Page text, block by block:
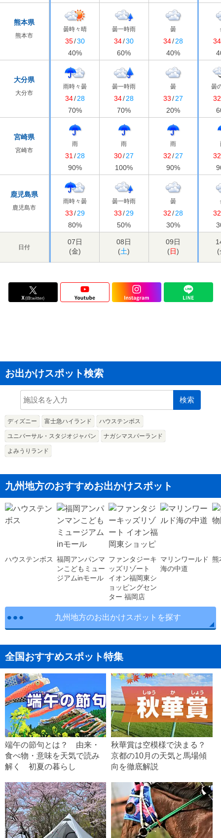
熊本県
熊本市
大分県
大分市
宮崎県
宮崎市
鹿児島県
鹿児島市
日付
曇時々晴
35/30
40%
雨時々曇
34/28
70%
雨
31 /28
90%
雨時々曇
33/29
80%
07日
(金)
曇一時雨
34/30
60%
曇一時雨
34/28
70%
雨
30/27
100%
曇一時雨
33 /29
50%
08日
(土)
曇
34/28
40%
曇
33/27
20%
雨
32/27
90%
曇
32/28
30%
09日
(日)
34
曇
32
32
32
(
お出かけスポット検索
検索
ディズニー 富士急ハイランド ハウステンボス
ユニバーサル・スタジオジャパン ナガシマスパーランド
よみうりランド
九州地方のおすすめお出かけスポット
ハウステンボス 福岡アンパンマ
ンこどもミュー
ジアムinモール
ファンタジーキ
ッズリゾート
イオン福岡東シ
ョッピングセン
ター 福岡店
マリンワールド
海の中道
熊
九州地方のお出かけスポットを探す
全国おすすめスポット特集
端午の節句とは？ 由来・
食べ物・意味を天気で読み
解く 初夏の暮らし
秋華賞は空模様で決まる？
京都の10月の天気と馬場傾
向を徹底解説